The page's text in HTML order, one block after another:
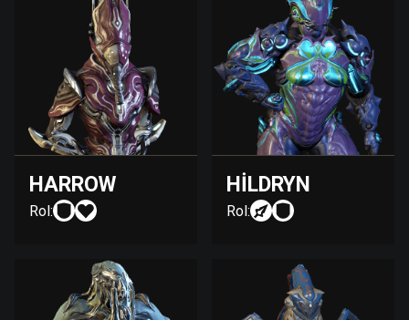
HARROW
Rol:
HILDRYN
Rol: